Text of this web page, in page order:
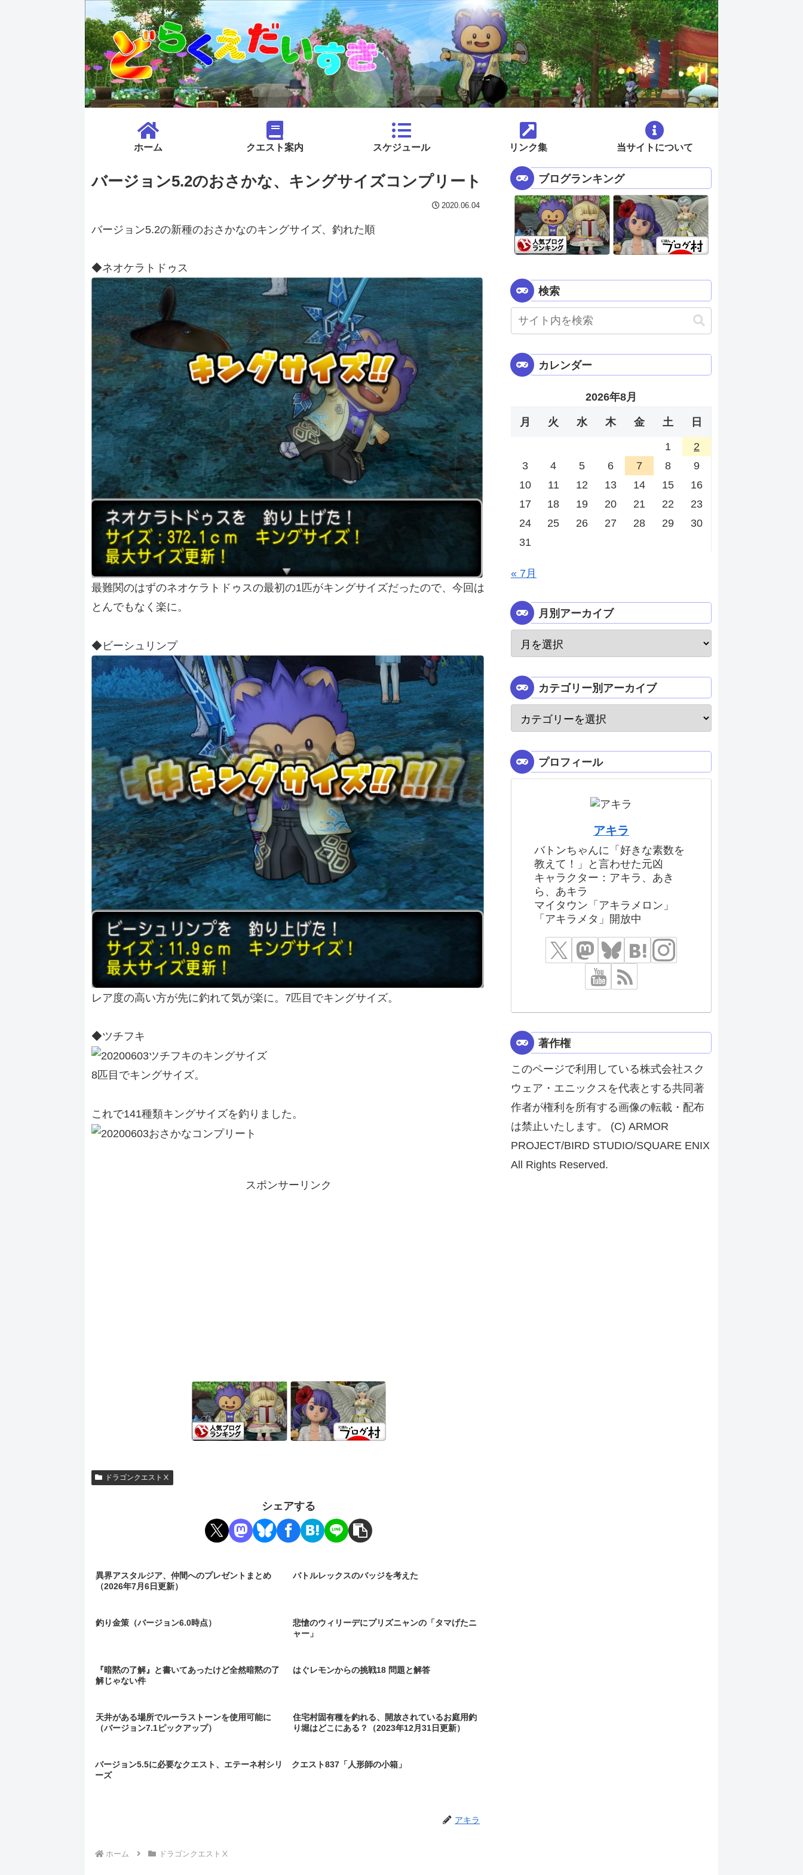
ホーム クエスト案内 スケジュール リンク集 当サイトについて
バージョン5.2のおさかな、キングサイズコンプリート
2020.06.04
バージョン5.2の新種のおさかなのキングサイズ、釣れた順
◆ネオケラトドゥス
最難関のはずのネオケラトドゥスの最初の1匹がキングサイズだったので、今回は
とんでもなく楽に。
◆ビーシュリンプ
レア度の高い方が先に釣れて気が楽に。7匹目でキングサイズ。
◆ツチフキ
8匹目でキングサイズ。
これで141種類キングサイズを釣りました。
スポンサーリンク
ドラゴンクエストⅩ
シェアする
異界アスタルジア、仲間へのプレゼントまとめ
（2026年7月6日更新）
バトルレックスのバッジを考えた
釣り金策（バージョン6.0時点）
悲愴のウィリーデにプリズニャンの「タマげたニ
ャー」
『暗黙の了解』と書いてあったけど全然暗黙の了
解じゃない件
はぐレモンからの挑戦18 問題と解答
天井がある場所でルーラストーンを使用可能に
（バージョン7.1ピックアップ）
住宅村固有種を釣れる、開放されているお庭用釣
り堀はどこにある？（2023年12月31日更新）
バージョン5.5に必要なクエスト、エテーネ村シリ
ーズ
クエスト837「人形師の小箱」
アキラ
ホーム ドラゴンクエストⅩ
ブログランキング
検索
カレンダー
2026年8月
月 火 水 木 金 土 日
1
2
3
4 5 6 7 8
9
10
11 12 13 14 15
16
17
18 19 20 21 22
23
24
25 26 27 28 29
30
31
« 7月
月別アーカイブ
カテゴリー別アーカイブ
プロフィール
アキラ
バトンちゃんに「好きな素数を
教えて！」と言わせた元凶
キャラクター：アキラ、あき
ら、あキラ
マイタウン「アキラメロン」
「アキラメタ」開放中
著作権
このページで利用している株式会社スク
ウェア・エニックスを代表とする共同著
作者が権利を所有する画像の転載・配布
は禁止いたします。 (C) ARMOR
PROJECT/BIRD STUDIO/SQUARE ENIX
All Rights Reserved.